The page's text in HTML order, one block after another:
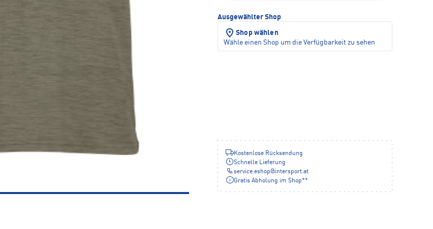
Ausgewählter Shop
Shop wählen
Wähle einen Shop um die Verfügbarkeit zu sehen
Kostenlose Rücksendung
Schnelle Lieferung
service.eshop@intersport.at
Gratis Abholung im Shop**